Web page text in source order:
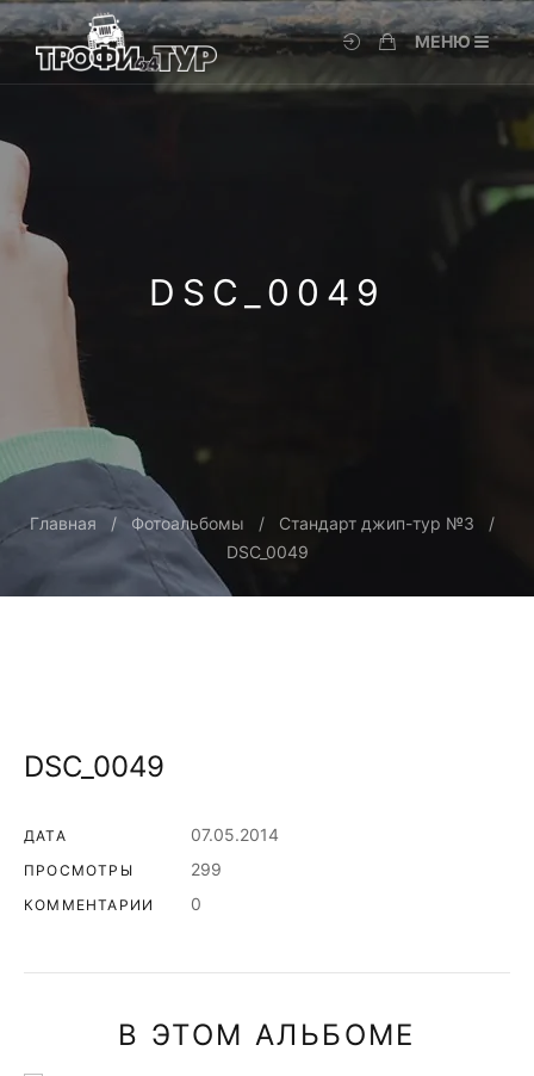
МЕНЮ
DSC_0049
Главная Фотоальбомы
Стандарт джип-тур №3
DSC_0049
DSC_0049
ДАТА 07.05.2014
ПРОСМОТРЫ 299
КОММЕНТАРИИ 0
В ЭТОМ АЛЬБОМЕ